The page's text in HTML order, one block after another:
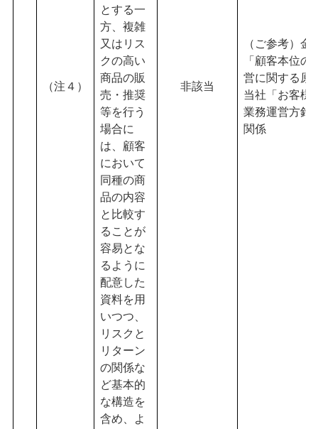
（注４）
とする一
方、複雑
又はリス
クの高い
商品の販
売・推奨
等を行う
場合に
は、顧客
において
同種の商
品の内容
と比較す
ることが
容易とな
るように
配意した
資料を用
いつつ、
リスクと
リターン
の関係な
ど基本的
な構造を
含め、よ
非該当
（ご参考）金
「顧客本位の
営に関する原
当社「お客様
業務運営方針
関係